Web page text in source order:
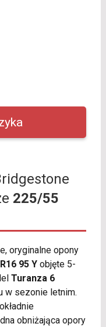
225/55
oryginalne opony
95 Yobjęte 5-
Turanza 6
w sezonie letnim.
obniżająca opory